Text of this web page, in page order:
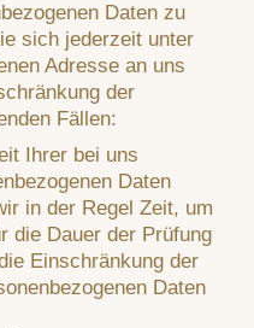
Daten zu
sich jederzeit unter
Adresse an uns
der
Fällen:
Ihrer bei uns
Daten
in der Regel Zeit, um
die Dauer der Prüfung
Einschränkung der
Daten